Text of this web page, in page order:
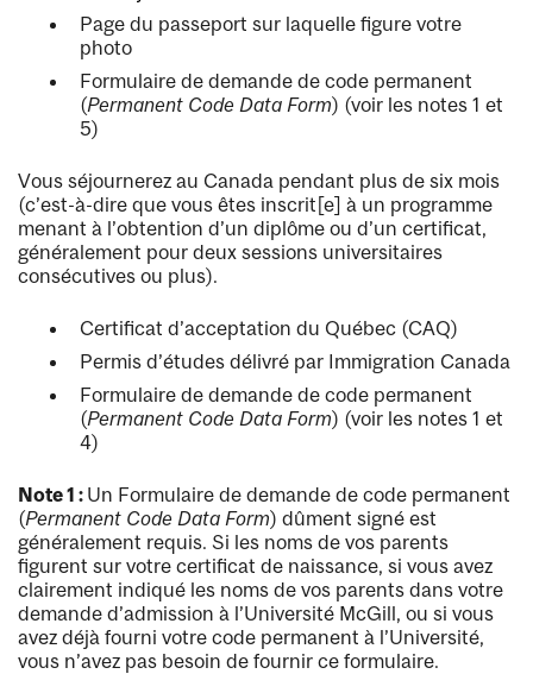
Page du passeport sur laquelle figure votre
photo
Formulaire de demande de code permanent
(Permanent Code Data Form) (voir les notes 1 et
5)
Vous séjournerez au Canada pendant plus de six mois
(c’est-à-dire que vous êtes inscrit[e] à un programme
menant à l’obtention d’un diplôme ou d’un certificat,
généralement pour deux sessions universitaires
consécutives ou plus).
Certificat d’acceptation du Québec (CAQ)
Permis d’études délivré par Immigration Canada
Formulaire de demande de code permanent
(Permanent Code Data Form) (voir les notes 1 et
4)
Note 1 : Un Formulaire de demande de code permanent
(Permanent Code Data Form) dûment signé est
généralement requis. Si les noms de vos parents
figurent sur votre certificat de naissance, si vous avez
clairement indiqué les noms de vos parents dans votre
demande d’admission à l’Université McGill, ou si vous
avez déjà fourni votre code permanent à l’Université,
vous n’avez pas besoin de fournir ce formulaire.